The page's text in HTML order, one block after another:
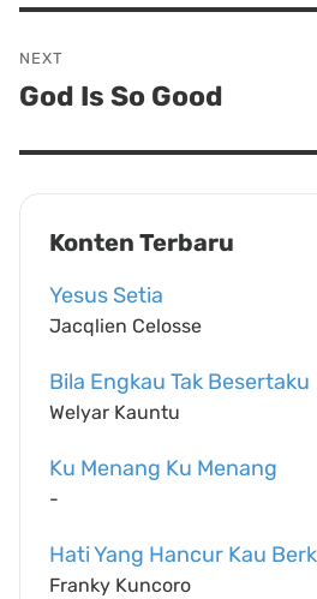
NEXT
Next
God Is So Good
Konten Terbaru
Yesus Setia
Jacqlien Celosse
Bila Engkau Tak Besertaku
Welyar Kauntu
Ku Menang Ku Menang
-
Hati Yang Hancur Kau
Franky Kuncoro